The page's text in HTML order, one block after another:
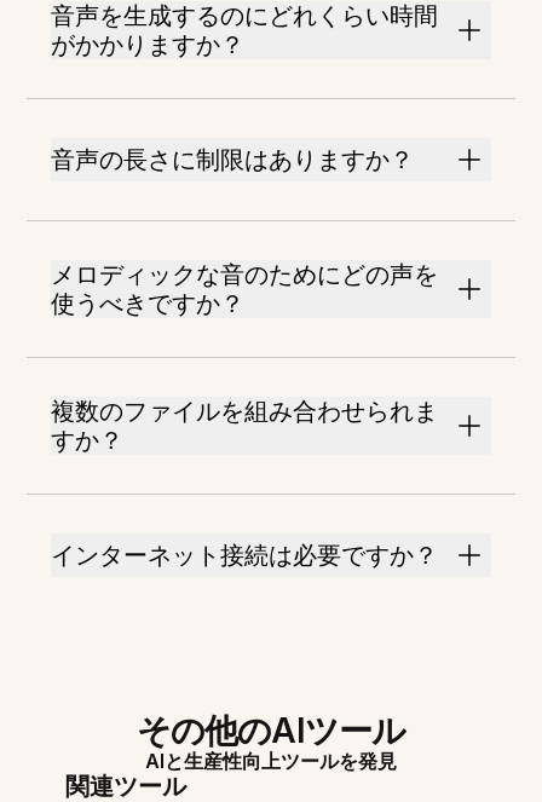
音声を生成するのにどれくらい時間
がかかりますか？
音声の長さに制限はありますか？
メロディックな音のためにどの声を
使うべきですか？
複数のファイルを組み合わせられま
すか？
インターネット接続は必要ですか？
その他のAIツール
AIと生産性向上ツールを発見
関連ツール